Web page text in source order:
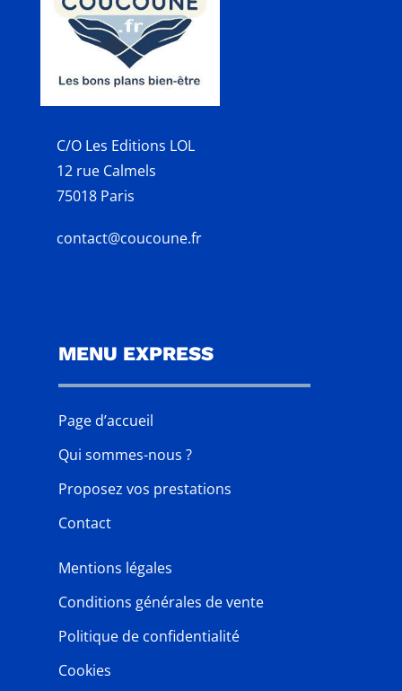
C/O Les Editions LOL
12 rue Calmels
75018 Paris
contact@coucoune.fr
MENU EXPRESS
Page d’accueil
Qui sommes-nous ?
Proposez vos prestations
Contact
Mentions légales
Conditions générales de vente
Politique de confidentialité
Cookies